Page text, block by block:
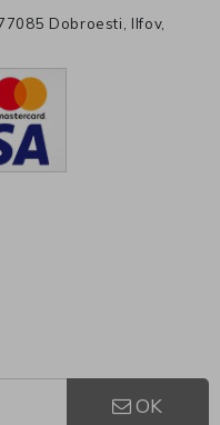
Dobroesti, Ilfov,
OK